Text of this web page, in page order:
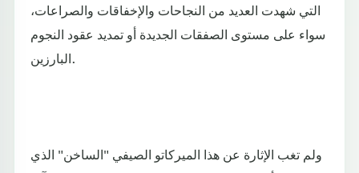
التي شهدت العديد من النجاحات والإخفاقات والصراعات،
سواء على مستوى الصفقات الجديدة أو تمديد عقود النجوم
البارزين.
ولم تغب الإثارة عن هذا الميركاتو الصيفي "الساخن" الذي